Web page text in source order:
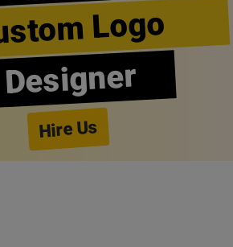
Logo
Designer
Hire Us